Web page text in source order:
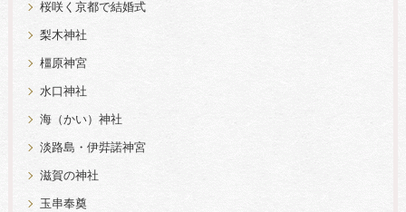
桜咲く京都で結婚式
梨木神社
橿原神宮
水口神社
海（かい）神社
淡路島・伊弉諾神宮
滋賀の神社
玉串奉奠